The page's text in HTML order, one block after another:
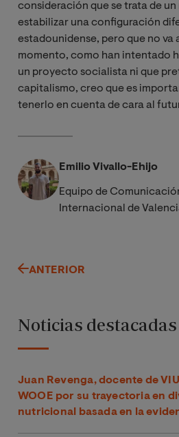
consideración que se trata de
estabilizar una configuración
estadounidense, pero que no va
momento, como han intentado
un proyecto socialista ni que
capitalismo, creo que es
tenerlo en cuenta de cara al
Emilio Vivallo-Ehijo
Equipo de
Internacional de
ANTERIOR
Noticias destacadas
Juan Revenga, docente de
WOOE por su trayectoria en
nutricional basada en la